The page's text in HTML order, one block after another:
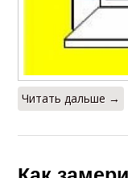
Читать дальше →